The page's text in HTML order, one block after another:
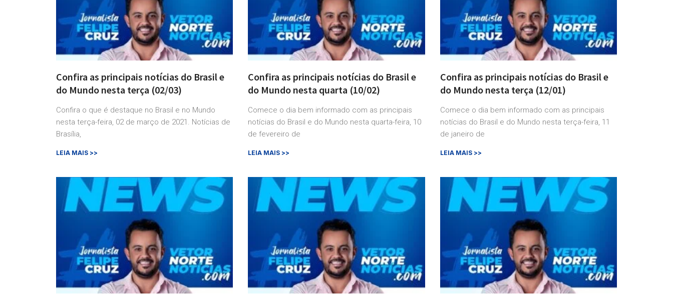
Confira as principais notícias do Brasil e
do Mundo nesta terça (02/03)
Confira o que é destaque no Brasil e no Mundo
nesta terça-feira, 02 de março de 2021. Notícias de
Brasília,
LEIA MAIS >>
Confira as principais notícias do Brasil e
do Mundo nesta quarta (10/02)
Comece o dia bem informado com as principais
notícias do Brasil e do Mundo nesta quarta-feira, 10
de fevereiro de
LEIA MAIS >>
Confira as principais notícias do Brasil e
do Mundo nesta terça (12/01)
Comece o dia bem informado com as principais
notícias do Brasil e do Mundo nesta terça-feira, 11
de janeiro de
LEIA MAIS >>